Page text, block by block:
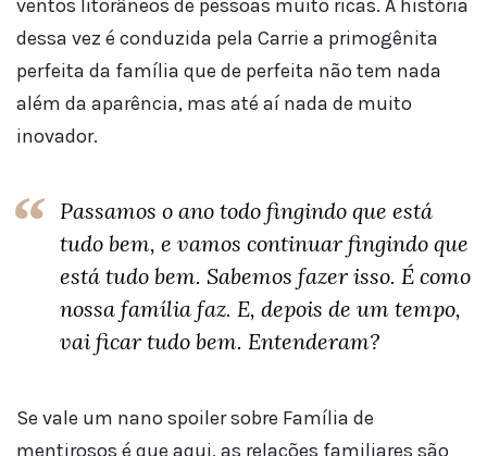
ventos litorâneos de pessoas muito ricas. A história
dessa vez é conduzida pela Carrie a primogênita
perfeita da família que de perfeita não tem nada
além da aparência, mas até aí nada de muito
inovador.
Passamos o ano todo fingindo que está
tudo bem, e vamos continuar fingindo que
está tudo bem. Sabemos fazer isso. É como
nossa família faz. E, depois de um tempo,
vai ficar tudo bem. Entenderam?
Se vale um nano spoiler sobre Família de
mentirosos é que aqui, as relações familiares são